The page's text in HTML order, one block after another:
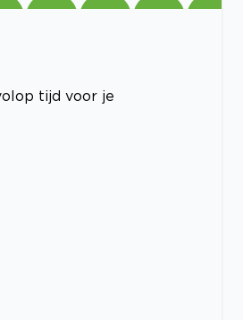
tijd voor je